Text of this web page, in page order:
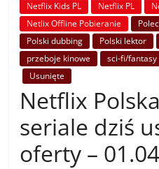
Netflix Kids PL
Netflix PL
Netlix Offline Pobieranie
Polski dubbing
Polski lektor
przeboje kinowe
sci-fi/fantasy
Usunięte
Netflix
seriale dziś
oferty –